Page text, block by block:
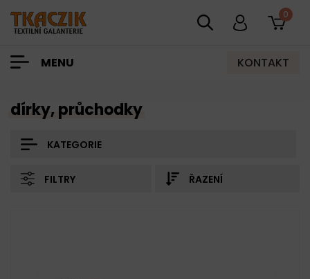
0
MENU KONTAKT
KATEGORIE
FILTRY
dírky, průchodky
ŘAZENÍ